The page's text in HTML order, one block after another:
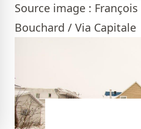
Source image :
Bouchard / Via Capitale